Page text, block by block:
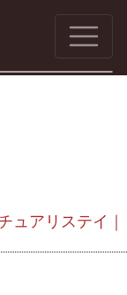
ュアリステイ｜